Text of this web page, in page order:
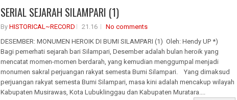
SERIAL SEJARAH SILAMPARI (1)
By HISTORICAL~RECORD 21.16
No comments
DESEMBER: MONUMEN HEROIK DI BUMI SILAMPARI (1) Oleh: Hendy UP *)
Bagi pemerhati sejarah bari Silampari, Desember adalah bulan heroik yang
mencatat momen-momen berdarah, yang kemudian menggumpal menjadi
monumen sakral perjuangan rakyat semesta Bumi Silampari. Yang dimaksud
perjuangan rakyat semesta Bumi Silampari, masa kini adalah mencakup wilayah
Kabupaten Musirawas, Kota Lubuklinggau dan Kabupaten Muratara....